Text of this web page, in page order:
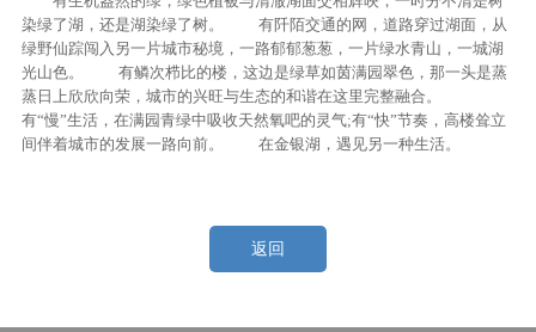
染绿了湖，还是湖染绿了树。 有阡陌交通的网，道路穿过湖面，从
绿野仙踪闯入另一片城市秘境，一路郁郁葱葱，一片绿水青山，一城湖
光山色。 有鳞次栉比的楼，这边是绿草如茵满园翠色，那一头是蒸
蒸日上欣欣向荣，城市的兴旺与生态的和谐在这里完整融合。
有“慢”生活，在满园青绿中吸收天然氧吧的灵气;有“快”节奏，高楼耸立
间伴着城市的发展一路向前。 在金银湖，遇见另一种生活。
返回